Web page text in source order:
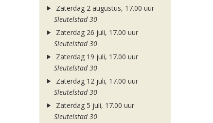
Zaterdag 2 augustus, 17.00 uur
Sleutelstad 30
Zaterdag 26 juli, 17.00 uur
Sleutelstad 30
Zaterdag 19 juli, 17.00 uur
Sleutelstad 30
Zaterdag 12 juli, 17.00 uur
Sleutelstad 30
Zaterdag 5 juli, 17.00 uur
Sleutelstad 30